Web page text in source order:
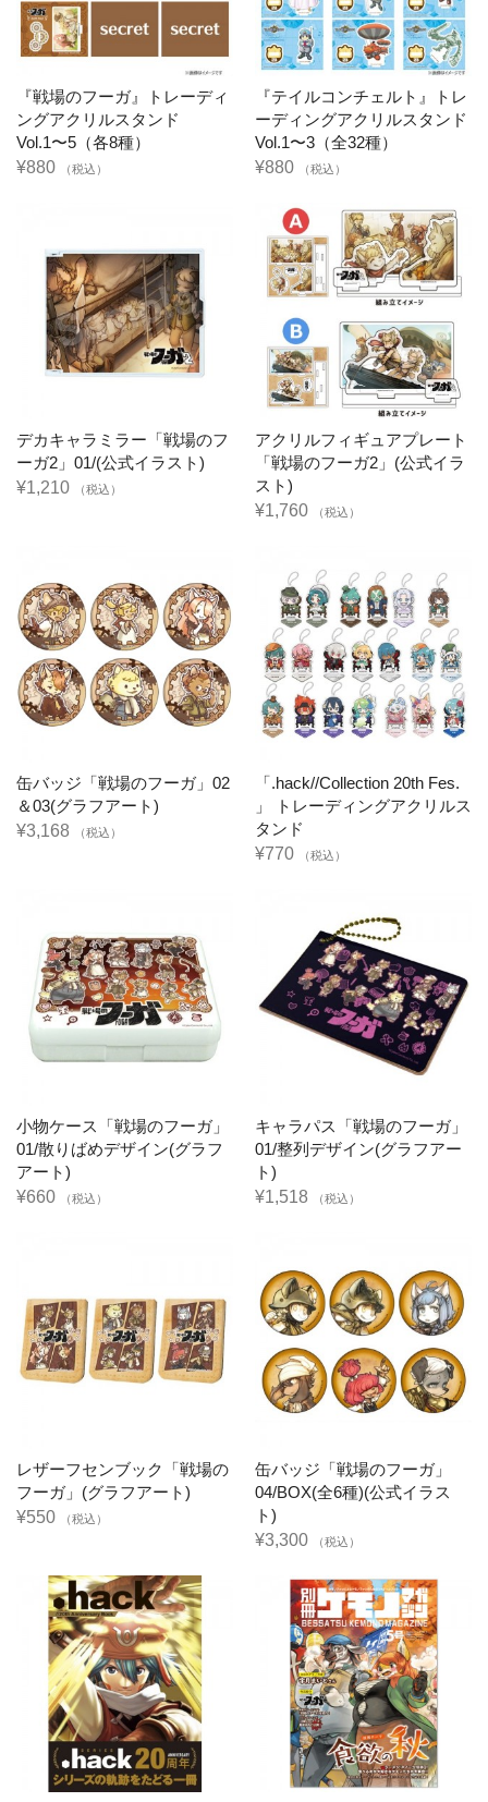
『戦場のフーガ』トレーディ
ングアクリルスタンド
Vol.1〜5（各8種）
¥880
（税込）
『テイルコンチェルト』トレ
ーディングアクリルスタンド
Vol.1〜3（全32種）
¥880
（税込）
デカキャラミラー「戦場のフ
ーガ2」01/(公式イラスト)
¥1,210
（税込）
アクリルフィギュアプレート
「戦場のフーガ2」(公式イラ
スト)
¥1,760
（税込）
缶バッジ「戦場のフーガ」02
＆03(グラフアート)
¥3,168
（税込）
「.hack//Collection 20th Fes.
」 トレーディングアクリルス
タンド
¥770
（税込）
小物ケース「戦場のフーガ」
01/散りばめデザイン(グラフ
アート)
¥660
（税込）
キャラパス「戦場のフーガ」
01/整列デザイン(グラフアー
ト)
¥1,518
（税込）
レザーフセンブック「戦場の
フーガ」(グラフアート)
¥550
（税込）
缶バッジ「戦場のフーガ」
04/BOX(全6種)(公式イラス
ト)
¥3,300
（税込）